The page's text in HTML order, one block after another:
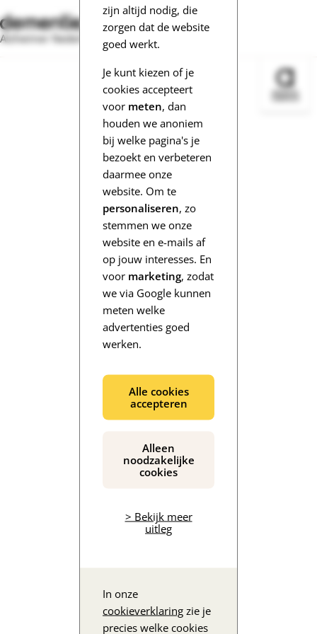
zijn altijd nodig, die
zorgen dat de website
goed werkt.
Je kunt kiezen of je
cookies accepteert
voor meten, dan
houden we anoniem
bij welke pagina's je
bezoekt en verbeteren
daarmee onze
website. Om te
personaliseren, zo
stemmen we onze
website en e-mails af
op jouw interesses. En
voor marketing, zodat
we via Google kunnen
meten welke
advertenties goed
werken.
Alle cookies
accepteren
Alleen
noodzakelijke
cookies
> Bekijk meer
uitleg
In onze
cookieverklaring zie je
precies welke cookies
Alzheimer Nederland
De inhoud wordt geladen...